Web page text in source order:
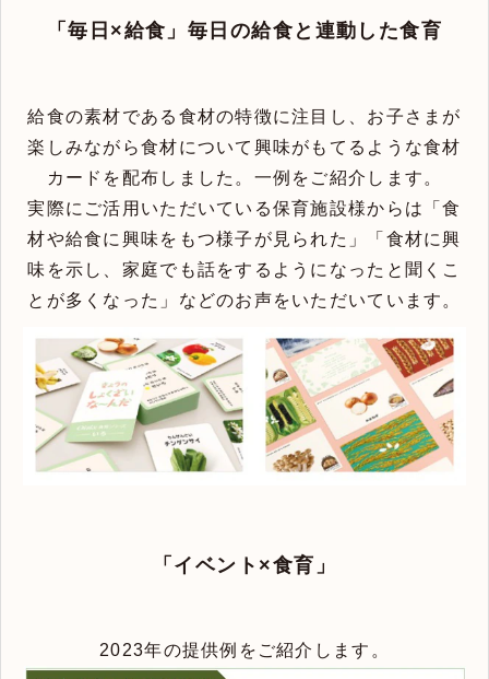
「毎日×給食」毎日の給食と連動した食育
給食の素材である食材の特徴に注目し、お子さまが
楽しみながら食材について興味がもてるような食材
カードを配布しました。一例をご紹介します。
実際にご活用いただいている保育施設様からは「食
材や給食に興味をもつ様子が見られた」「食材に興
味を示し、家庭でも話をするようになったと聞くこ
とが多くなった」などのお声をいただいています。
「イベント×食育」
2023年の提供例をご紹介します。